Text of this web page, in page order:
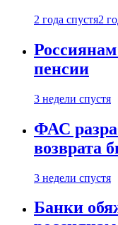
2 года спустя2
пенсии
3 недели спустя
ФАС
возврата
3 недели спустя
Банки